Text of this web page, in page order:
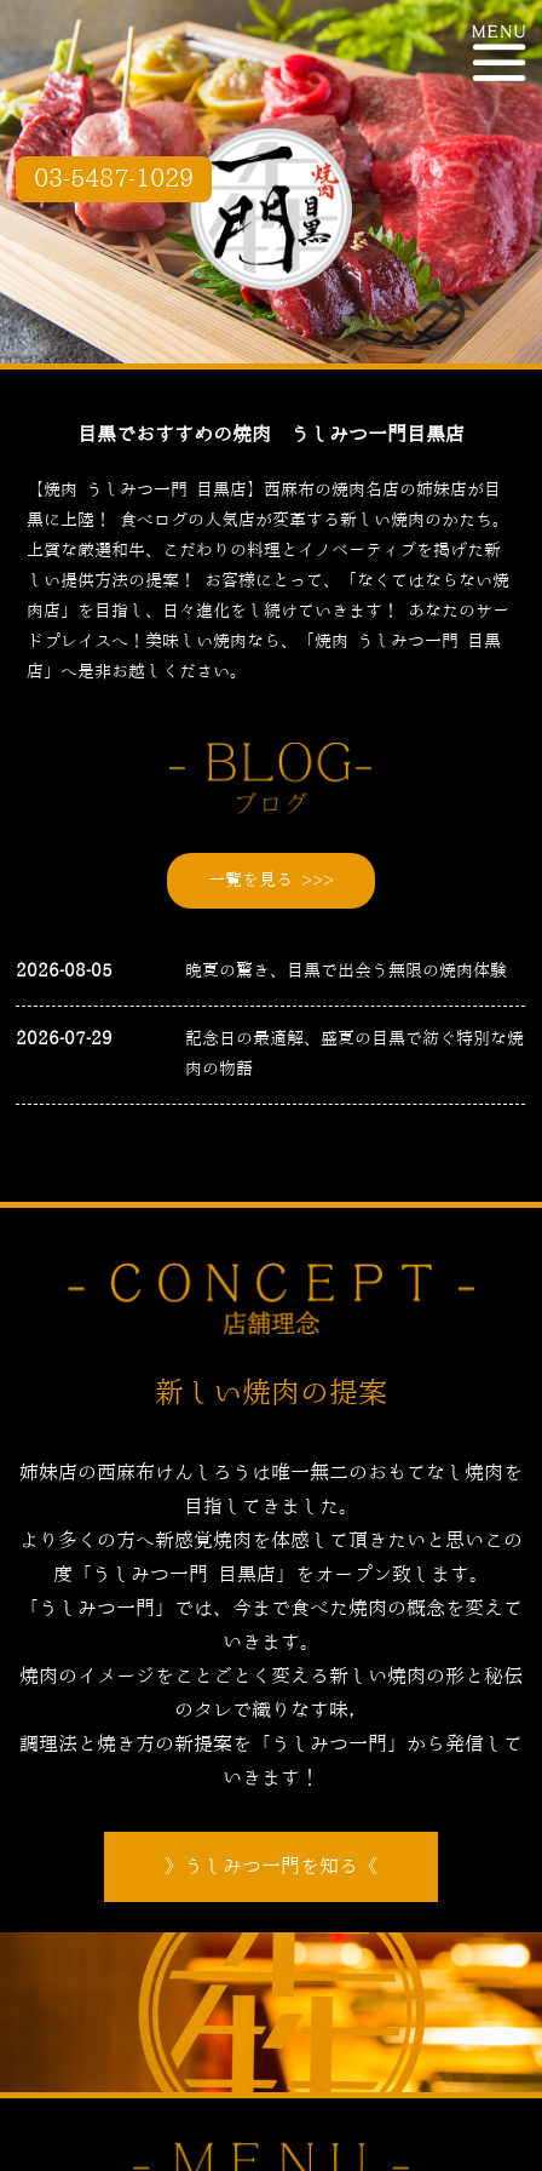
03-5487-1029
目黒でおすすめの焼肉 うしみつ一門目黒店
【焼肉 うしみつ一門 目黒店】西麻布の焼肉名店の姉妹店が目
黒に上陸！
食べログの人気店が変革する新しい焼肉のかたち。
上質な厳選和牛、こだわりの料理とイノベーティブを掲げた新
しい提供方法の提案！
お客様にとって、「なくてはならない焼
肉店」を目指し、日々進化をし続けていきます！
あなたのサー
ドプレイスへ！美味しい焼肉なら、「焼肉 うしみつ一門 目黒
店」へ是非お越しください。
一覧を見る >>>
2026-08-05 晩夏の驚き、目黒で出会う無限の焼肉体験
2026-07-29
記念日の最適解、盛夏の目黒で紡ぐ特別な焼
肉の物語
新しい焼肉の提案
姉妹店の西麻布けんしろうは唯一無二のおもてなし焼肉を
目指してきました。
より多くの方へ新感覚焼肉を体感して頂きたいと思いこの
度「うしみつ一門 目黒店」をオープン致します。
「うしみつ一門」では、今まで食べた焼肉の概念を変えて
いきます。
焼肉のイメージをことごとく変える新しい焼肉の形と秘伝
のタレで織りなす味，
調理法と焼き方の新提案を「うしみつ一門」から発信して
いきます！
うしみつ一門を知る